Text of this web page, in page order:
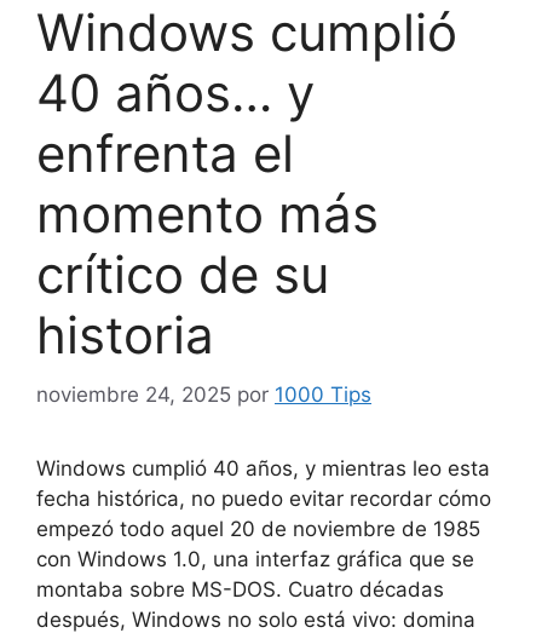
Windows cumplió
40 años… y
enfrenta el
momento más
crítico de su
historia
noviembre 24, 2025 por 1000 Tips
Windows cumplió 40 años, y mientras leo esta
fecha histórica, no puedo evitar recordar cómo
empezó todo aquel 20 de noviembre de 1985
con Windows 1.0, una interfaz gráfica que se
montaba sobre MS-DOS. Cuatro décadas
después, Windows no solo está vivo: domina